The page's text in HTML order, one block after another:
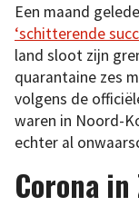
Een maand
‘schitterende
land sloot zijn
quarantaine zes
volgens de
waren in Noord-
echter al
Corona in